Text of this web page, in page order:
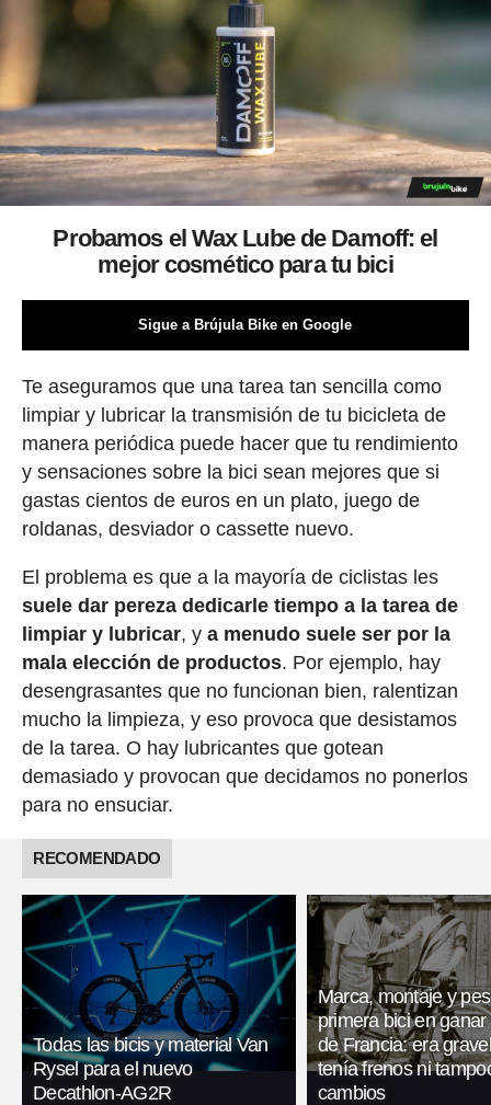
Probamos el Wax Lube de Damoff: el
mejor cosmético para tu bici
Sigue a Brújula Bike en Google
Te aseguramos que una tarea tan sencilla como
limpiar y lubricar la transmisión de tu bicicleta de
manera periódica puede hacer que tu rendimiento
y sensaciones sobre la bici sean mejores que si
gastas cientos de euros en un plato, juego de
roldanas, desviador o cassette nuevo.
El problema es que a la mayoría de ciclistas les
suele dar pereza dedicarle tiempo a la tarea de
limpiar y lubricar, y a menudo suele ser por la
mala elección de productos. Por ejemplo, hay
desengrasantes que no funcionan bien, ralentizan
mucho la limpieza, y eso provoca que desistamos
de la tarea. O hay lubricantes que gotean
demasiado y provocan que decidamos no ponerlos
para no ensuciar.
RECOMENDADO
Todas las bicis y material Van
Rysel para el nuevo
Decathlon-AG2R
Marca, montaje y
primera bici en ganar
de Francia: era
tenía frenos ni
cambios